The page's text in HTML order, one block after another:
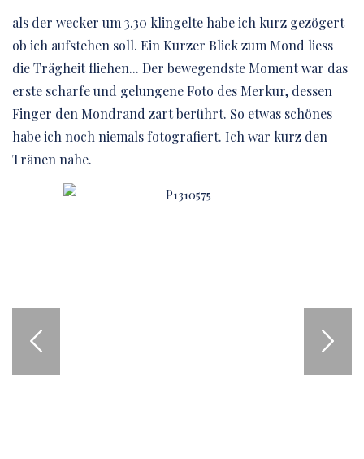
als der wecker um 3.30 klingelte habe ich kurz gezögert
ob ich aufstehen soll. Ein Kurzer Blick zum Mond liess
die Trägheit fliehen... Der bewegendste Moment war das
erste scharfe und gelungene Foto des Merkur, dessen
Finger den Mondrand zart berührt. So etwas schönes
habe ich noch niemals fotografiert. Ich war kurz den
Tränen nahe.